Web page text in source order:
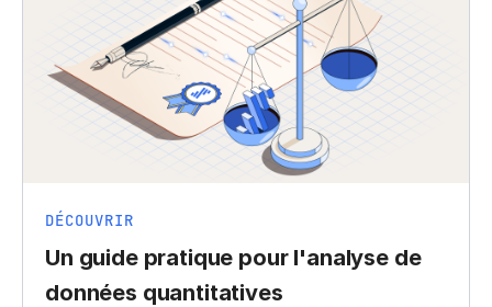
DÉCOUVRIR
Un guide pratique pour l'analyse de
données quantitatives